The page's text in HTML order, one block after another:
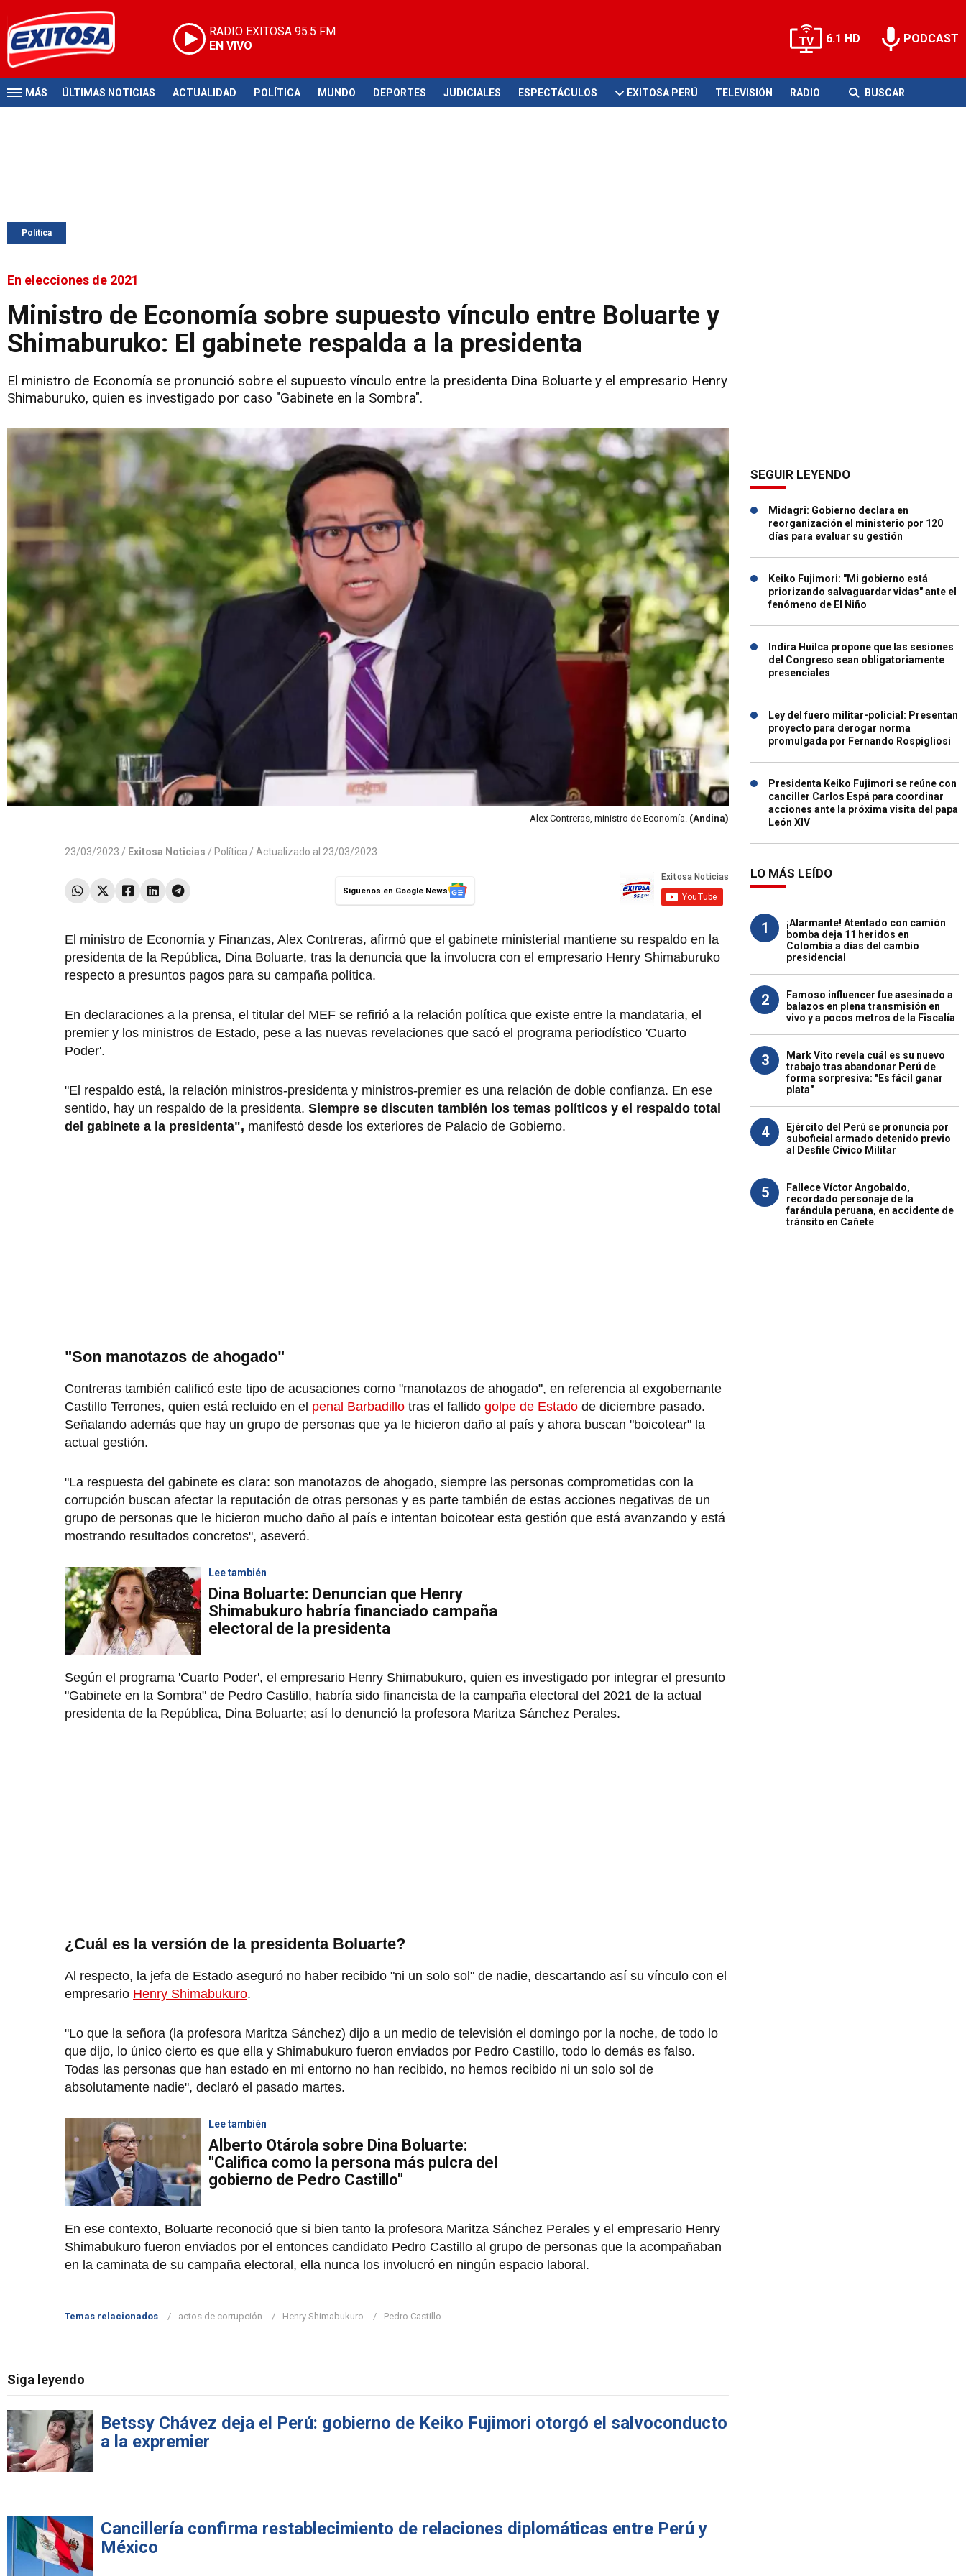
RADIO EXITOSA 95.5 FM
EN VIVO
6.1 HD PODCAST
MÁS ÚLTIMAS NOTICIAS ACTUALIDAD POLÍTICA MUNDO DEPORTES JUDICIALES ESPECTÁCULOS EXITOSA PERÚ TELEVISIÓN RADIO BUSCAR
Política
En elecciones de 2021
Ministro de Economía sobre supuesto vínculo entre Boluarte y
Shimaburuko: El gabinete respalda a la presidenta
El ministro de Economía se pronunció sobre el supuesto vínculo entre la presidenta Dina Boluarte y el empresario Henry
Shimaburuko, quien es investigado por caso "Gabinete en la Sombra".
Alex Contreras, ministro de Economía. (Andina)
23/03/2023 / Exitosa Noticias / Política / Actualizado al 23/03/2023
Síguenos en Google News
El ministro de Economía y Finanzas, Alex Contreras, afirmó que el gabinete ministerial mantiene su respaldo en la
presidenta de la República, Dina Boluarte, tras la denuncia que la involucra con el empresario Henry Shimaburuko
respecto a presuntos pagos para su campaña política.
En declaraciones a la prensa, el titular del MEF se refirió a la relación política que existe entre la mandataria, el
premier y los ministros de Estado, pese a las nuevas revelaciones que sacó el programa periodístico 'Cuarto
Poder'.
"El respaldo está, la relación ministros-presidenta y ministros-premier es una relación de doble confianza. En ese
sentido, hay un respaldo de la presidenta. Siempre se discuten también los temas políticos y el respaldo total
del gabinete a la presidenta", manifestó desde los exteriores de Palacio de Gobierno.
"Son manotazos de ahogado"
Contreras también calificó este tipo de acusaciones como "manotazos de ahogado", en referencia al exgobernante
Castillo Terrones, quien está recluido en el penal Barbadillo tras el fallido golpe de Estado de diciembre pasado.
Señalando además que hay un grupo de personas que ya le hicieron daño al país y ahora buscan "boicotear" la
actual gestión.
"La respuesta del gabinete es clara: son manotazos de ahogado, siempre las personas comprometidas con la
corrupción buscan afectar la reputación de otras personas y es parte también de estas acciones negativas de un
grupo de personas que le hicieron mucho daño al país e intentan boicotear esta gestión que está avanzando y está
mostrando resultados concretos", aseveró.
Lee también
Dina Boluarte: Denuncian que Henry
Shimabukuro habría financiado campaña
electoral de la presidenta
Según el programa 'Cuarto Poder', el empresario Henry Shimabukuro, quien es investigado por integrar el presunto
"Gabinete en la Sombra" de Pedro Castillo, habría sido financista de la campaña electoral del 2021 de la actual
presidenta de la República, Dina Boluarte; así lo denunció la profesora Maritza Sánchez Perales.
¿Cuál es la versión de la presidenta Boluarte?
Al respecto, la jefa de Estado aseguró no haber recibido "ni un solo sol" de nadie, descartando así su vínculo con el
empresario Henry Shimabukuro.
"Lo que la señora (la profesora Maritza Sánchez) dijo a un medio de televisión el domingo por la noche, de todo lo
que dijo, lo único cierto es que ella y Shimabukuro fueron enviados por Pedro Castillo, todo lo demás es falso.
Todas las personas que han estado en mi entorno no han recibido, no hemos recibido ni un solo sol de
absolutamente nadie", declaró el pasado martes.
Lee también
Alberto Otárola sobre Dina Boluarte:
"Califica como la persona más pulcra del
gobierno de Pedro Castillo"
En ese contexto, Boluarte reconoció que si bien tanto la profesora Maritza Sánchez Perales y el empresario Henry
Shimabukuro fueron enviados por el entonces candidato Pedro Castillo al grupo de personas que la acompañaban
en la caminata de su campaña electoral, ella nunca los involucró en ningún espacio laboral.
Temas relacionados actos de corrupción Henry Shimabukuro Pedro Castillo
Siga leyendo
Betssy Chávez deja el Perú: gobierno de Keiko Fujimori otorgó el salvoconducto
a la expremier
Cancillería confirma restablecimiento de relaciones diplomáticas entre Perú y
México
SEGUIR LEYENDO
Midagri: Gobierno declara en
reorganización el ministerio por 120
días para evaluar su gestión
Keiko Fujimori: "Mi gobierno está
priorizando salvaguardar vidas" ante el
fenómeno de El Niño
Indira Huilca propone que las sesiones
del Congreso sean obligatoriamente
presenciales
Ley del fuero militar-policial: Presentan
proyecto para derogar norma
promulgada por Fernando Rospigliosi
Presidenta Keiko Fujimori se reúne con
canciller Carlos Espá para coordinar
acciones ante la próxima visita del papa
León XIV
LO MÁS LEÍDO
1
¡Alarmante! Atentado con camión
bomba deja 11 heridos en
Colombia a días del cambio
presidencial
2
Famoso influencer fue asesinado a
balazos en plena transmisión en
vivo y a pocos metros de la Fiscalía
3
Mark Vito revela cuál es su nuevo
trabajo tras abandonar Perú de
forma sorpresiva: "Es fácil ganar
plata"
4
Ejército del Perú se pronuncia por
suboficial armado detenido previo
al Desfile Cívico Militar
5
Fallece Víctor Angobaldo,
recordado personaje de la
farándula peruana, en accidente de
tránsito en Cañete